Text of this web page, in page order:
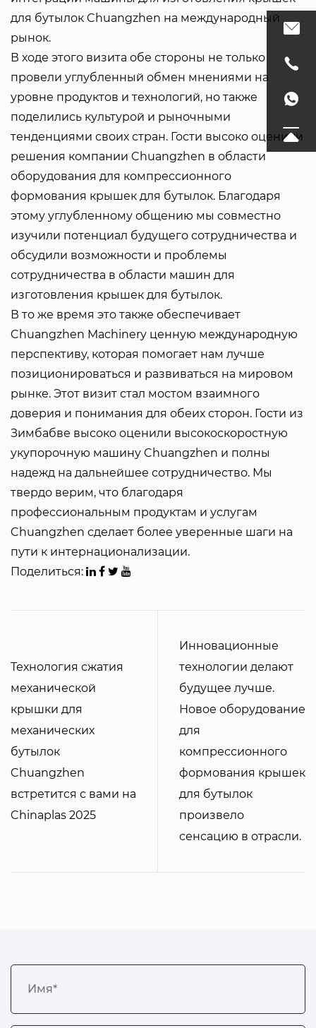
для бутылок Chuangzhen на международный
рынок.
В ходе этого визита обе стороны не только
провели углубленный обмен мнениями на
уровне продуктов и технологий, но также
поделились культурой и рыночными
тенденциями своих стран. Гости высоко оценили
решения компании Chuangzhen в области
оборудования для компрессионного
формования крышек для бутылок. Благодаря
этому углубленному общению мы совместно
изучили потенциал будущего сотрудничества и
обсудили возможности и проблемы
сотрудничества в области машин для
изготовления крышек для бутылок.
В то же время это также обеспечивает
Chuangzhen Machinery ценную международную
перспективу, которая помогает нам лучше
позиционироваться и развиваться на мировом
рынке. Этот визит стал мостом взаимного
доверия и понимания для обеих сторон. Гости из
Зимбабве высоко оценили высокоскоростную
укупорочную машину Chuangzhen и полны
надежд на дальнейшее сотрудничество. Мы
твердо верим, что благодаря
профессиональным продуктам и услугам
Chuangzhen сделает более уверенные шаги на
пути к интернационализации.
Поделиться:
Технология сжатия
механической
крышки для
механических
бутылок
Chuangzhen
встретится с вами на
Chinaplas 2025
Инновационные
технологии делают
будущее лучше.
Новое оборудование
для
компрессионного
формования крышек
для бутылок
произвело
сенсацию в отрасли.